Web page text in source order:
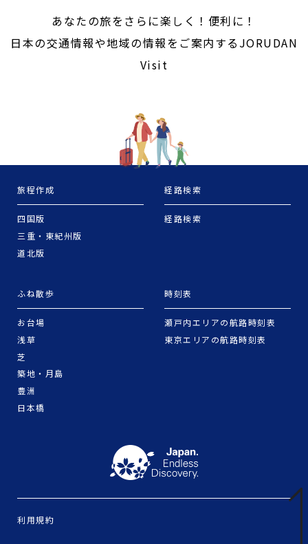
あなたの旅をさらに楽しく！便利に！
日本の交通情報や地域の情報をご案内するJORUDAN
Visit
旅程作成
四国版
三重・東紀州版
道北版
経路検索
経路検索
ふね散歩
お台場
浅草
芝
築地・月島
豊洲
日本橋
時刻表
瀬戸内エリアの航路時刻表
東京エリアの航路時刻表
利用規約